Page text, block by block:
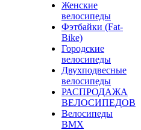
Женские
велосипеды
Фэтбайки (Fat-
Bike)
Городские
велосипеды
Двухподвесные
велосипеды
РАСПРОДАЖА
ВЕЛОСИПЕДОВ
Велосипеды
BMX